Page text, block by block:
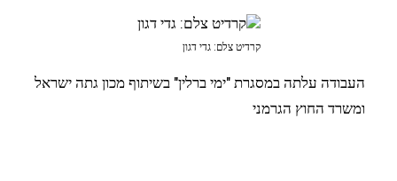
קרדיט צלם: גדי דגון
העבודה עלתה במסגרת "ימי ברלין" בשיתוף מכון גתה ישראל
ומשרד החוץ הגרמני